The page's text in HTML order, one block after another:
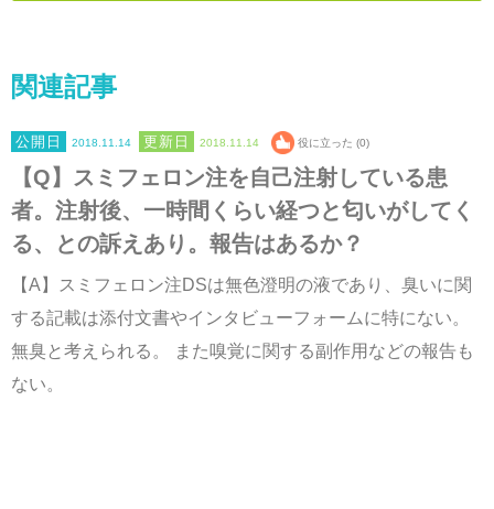
関連記事
2018.11.14 2018.11.14 役に立った (0)
【Q】スミフェロン注を自己注射している患
者。注射後、一時間くらい経つと匂いがしてく
る、との訴えあり。報告はあるか？
【A】スミフェロン注DSは無色澄明の液であり、臭いに関
する記載は添付文書やインタビューフォームに特にない。
無臭と考えられる。 また嗅覚に関する副作用などの報告も
ない。